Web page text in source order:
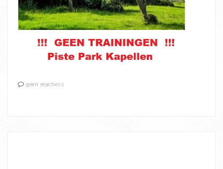
geen reactiess